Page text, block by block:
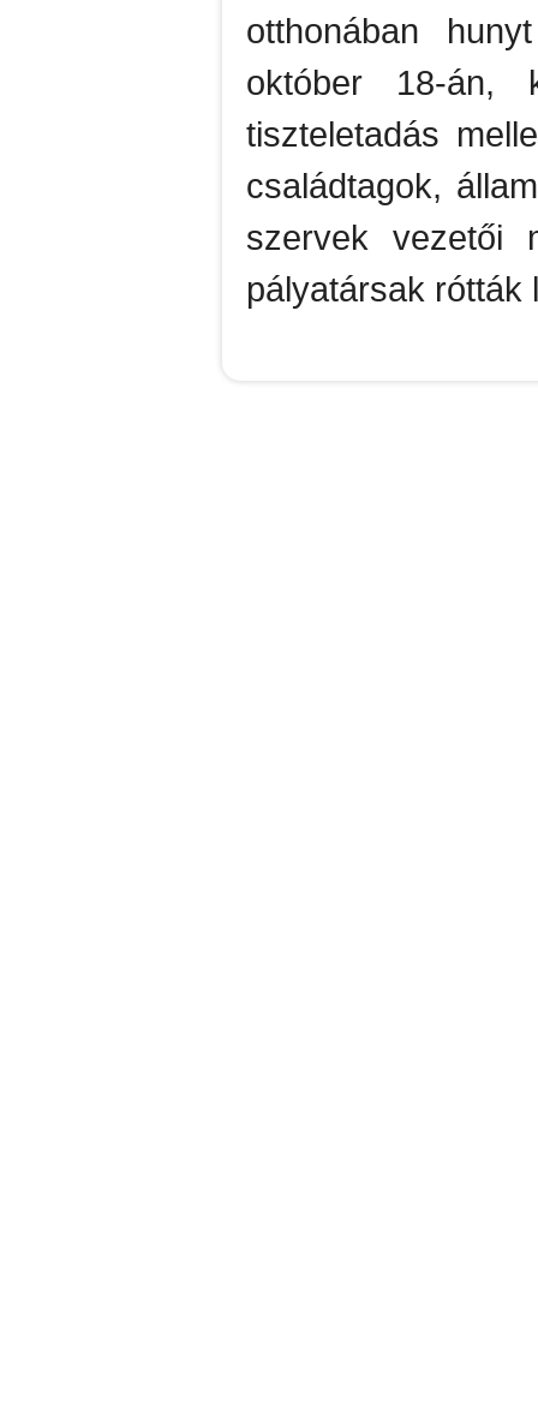
otthonában
október 18-án,
tiszteletadás
családtagok,
szervek vezetői
pályatársak rótták